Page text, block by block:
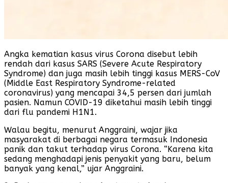
Angka kematian kasus virus Corona disebut lebih
rendah dari kasus SARS (Severe Acute Respiratory
Syndrome) dan juga masih lebih tinggi kasus MERS-CoV
(Middle East Respiratory Syndrome-related
coronavirus) yang mencapai 34,5 persen dari jumlah
pasien. Namun COVID-19 diketahui masih lebih tinggi
dari flu pandemi H1N1.
Walau begitu, menurut Anggraini, wajar jika
masyarakat di berbagai negara termasuk Indonesia
panik dan takut terhadap virus Corona. “Karena kita
sedang menghadapi jenis penyakit yang baru, belum
banyak yang kenal,” ujar Anggraini.